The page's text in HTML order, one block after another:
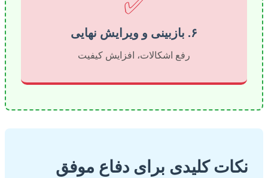
✅
۶. بازبینی و ویرایش نهایی
رفع اشکالات، افزایش کیفیت
نکات کلیدی برای دفاع موفق